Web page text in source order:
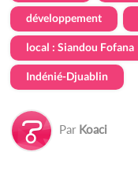
développement
local : Siandou Fofana
Indénié-Djuablin
Par Koaci